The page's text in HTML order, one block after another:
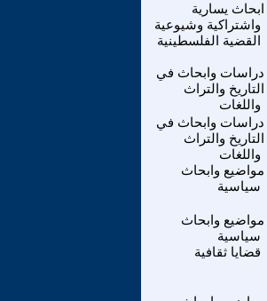
ابحاث يسارية
واشتراكية وشيوعية
القضية الفلسطينية
دراسات وابحاث في
التاريخ والتراث
واللغات
دراسات وابحاث في
التاريخ والتراث
واللغات
مواضيع وابحاث
سياسية
مواضيع وابحاث
سياسية
قضايا ثقافية